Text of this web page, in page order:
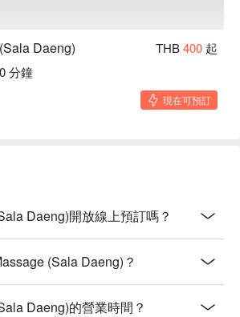
Daeng) THB400 起
分鐘
現在可預訂
Daeng)開放線上預訂嗎？
(Sala Daeng)？
Daeng)的營業時間？